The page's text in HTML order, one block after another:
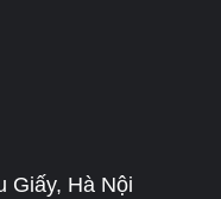
Giấy, Hà Nội